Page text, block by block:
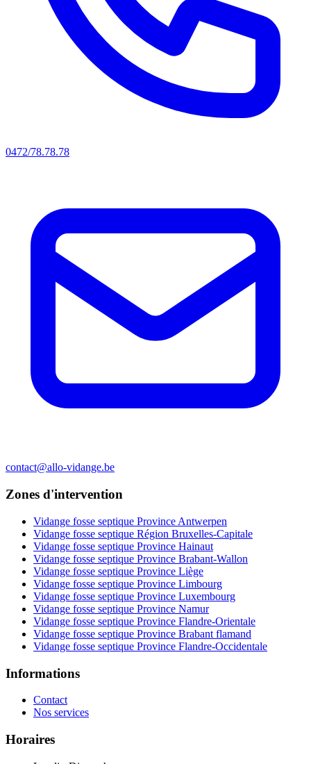
0472/78.78.78
contact@allo-vidange.be
Zones d'intervention
Vidange fosse septique Province Antwerpen
Vidange fosse septique Région Bruxelles-Capitale
Vidange fosse septique Province Hainaut
Vidange fosse septique Province Brabant-Wallon
Vidange fosse septique Province Liège
Vidange fosse septique Province Limbourg
Vidange fosse septique Province Luxembourg
Vidange fosse septique Province Namur
Vidange fosse septique Province Flandre-Orientale
Vidange fosse septique Province Brabant flamand
Vidange fosse septique Province Flandre-Occidentale
Informations
Contact
Nos services
Horaires